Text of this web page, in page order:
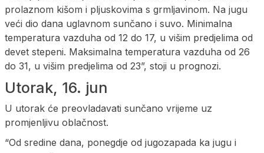
prolaznom kišom i pljuskovima s grmljavinom. Na jugu
veći dio dana uglavnom sunčano i suvo. Minimalna
temperatura vazduha od 12 do 17, u višim predjelima od
devet stepeni. Maksimalna temperatura vazduha od 26
do 31, u višim predjelima od 23”, stoji u prognozi.
Utorak, 16. jun
U utorak će preovladavati sunčano vrijeme uz
promjenljivu oblačnost.
“Od sredine dana, ponegdje od jugozapada ka jugu i